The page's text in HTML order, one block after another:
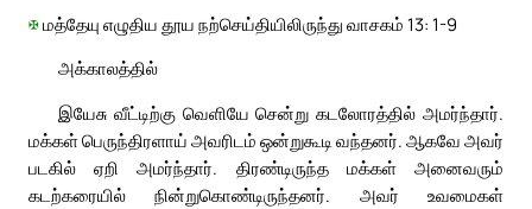
✠மத்தேயு எழுதிய தூய நற்செய்தியிலிருந்து வாசகம் 13: 1-9
அக்காலத்தில்
இயேசு வீட்டிற்கு வெளியே சென்று கடலோரத்தில் அமர்ந்தார்.
மக்கள் பெருந்திரளாய் அவரிடம் ஒன்றுகூடி வந்தனர். ஆகவே அவர்
படகில் ஏறி அமர்ந்தார். திரண்டிருந்த மக்கள் அனைவரும்
கடற்கரையில் நின்றுகொண்டிருந்தனர். அவர் உவமைகள்